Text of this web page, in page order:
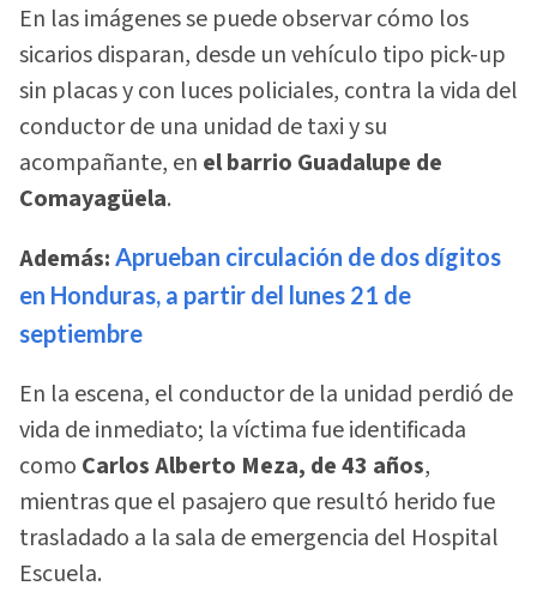
En las imágenes se puede observar cómo los
sicarios disparan, desde un vehículo tipo pick-up
sin placas y con luces policiales, contra la vida del
conductor de una unidad de taxi y su
acompañante, en el barrio Guadalupe de
Comayagüela.
Además: Aprueban circulación de dos dígitos
en Honduras, a partir del lunes 21 de
septiembre
En la escena, el conductor de la unidad perdió de
vida de inmediato; la víctima fue identificada
como Carlos Alberto Meza, de 43 años,
mientras que el pasajero que resultó herido fue
trasladado a la sala de emergencia del Hospital
Escuela.